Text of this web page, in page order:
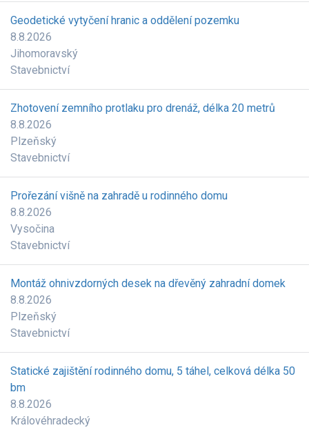
Geodetické vytyčení hranic a oddělení pozemku
8.8.2026
Jihomoravský
Stavebnictví
Zhotovení zemního protlaku pro drenáž, délka 20 metrů
8.8.2026
Plzeňský
Stavebnictví
Prořezání višně na zahradě u rodinného domu
8.8.2026
Vysočina
Stavebnictví
Montáž ohnivzdorných desek na dřevěný zahradní domek
8.8.2026
Plzeňský
Stavebnictví
Statické zajištění rodinného domu, 5 táhel, celková délka 50
bm
8.8.2026
Královéhradecký